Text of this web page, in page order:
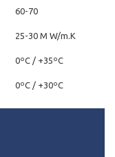
60-70
25-30 М W/m.K
0ºC / +35ºC
0ºC / +30ºC